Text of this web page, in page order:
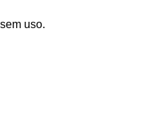
uso.